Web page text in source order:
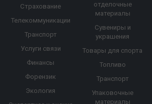
Страхование
Телекоммуникации
Транспорт
Услуги связи
Финансы
Форензик
Экология
отделочные
материалы
Сувениры и
украшения
Товары для спорта
Топливо
Транспорт
Упаковочные
материалы